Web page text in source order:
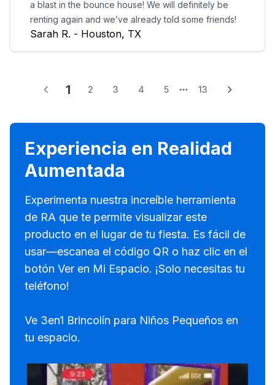
a blast in the bounce house! We will definitely be
renting again and we’ve already told some friends!
Sarah R. - Houston, TX
1 2 3 4 5 13
Experiencia en Realidad
Aumentada
Experimenta nuestra increíble herramienta
de RA que te permite visualizar este
producto en el lugar de tu fiesta. Es fácil de
usar—escanea el código QR o haz clic en el
botón Ver en Mi Espacio. ¡Solo necesitas tu
teléfono!
Ve 3en1 Brincolín para Niños Pequeños en
tu espacio.